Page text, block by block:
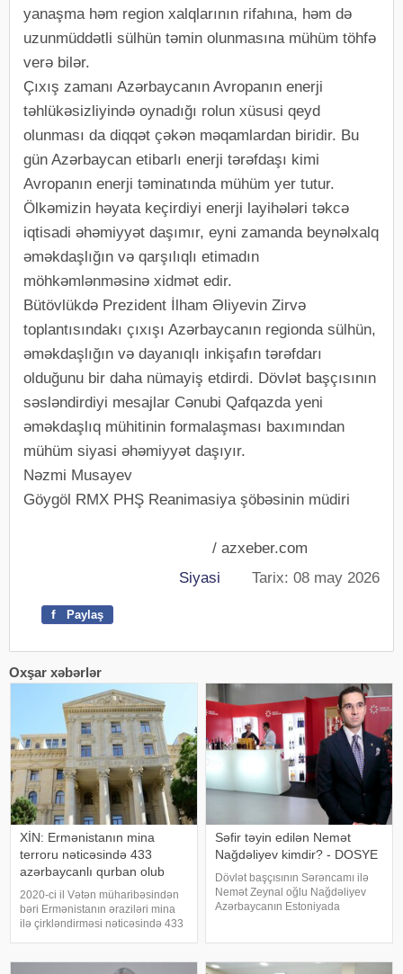
yanaşma həm region xalqlarının rifahına, həm də
uzunmüddətli sülhün təmin olunmasına mühüm töhfə
verə bilər.
Çıxış zamanı Azərbaycanın Avropanın enerji
təhlükəsizliyində oynadığı rolun xüsusi qeyd
olunması da diqqət çəkən məqamlardan biridir. Bu
gün Azərbaycan etibarlı enerji tərəfdaşı kimi
Avropanın enerji təminatında mühüm yer tutur.
Ölkəmizin həyata keçirdiyi enerji layihələri təkcə
iqtisadi əhəmiyyət daşımır, eyni zamanda beynəlxalq
əməkdaşlığın və qarşılıqlı etimadın
möhkəmlənməsinə xidmət edir.
Bütövlükdə Prezident İlham Əliyevin Zirvə
toplantısındakı çıxışı Azərbaycanın regionda sülhün,
əməkdaşlığın və dayanıqlı inkişafın tərəfdarı
olduğunu bir daha nümayiş etdirdi. Dövlət başçısının
səsləndirdiyi mesajlar Cənubi Qafqazda yeni
əməkdaşlıq mühitinin formalaşması baxımından
mühüm siyasi əhəmiyyət daşıyır.
Nəzmi Musayev
Göygöl RMX PHŞ Reanimasiya şöbəsinin müdiri
/ azxeber.com
Siyasi Tarix: 08 may 2026
f Paylaş
Oxşar xəbərlər
XİN: Ermənistanın mina
terroru nəticəsində 433
azərbaycanlı qurban olub
2020-ci il Vətən müharibəsindən
bəri Ermənistanın əraziləri mina
ilə çirkləndirməsi nəticəsində 433
Nazirliyinin "X" səhifəsində
Səfir təyin edilən Nemət
Nağdəliyev kimdir? - DOSYE
Dövlət başçısının Sərəncamı ilə
Nemət Zeynal oğlu Nağdəliyev
Azərbaycanın Estoniyada
məsələləri üzrə köməkçisi - şöbə